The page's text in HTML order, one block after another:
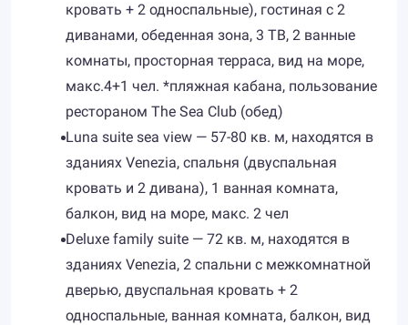
кровать + 2 односпальные), гостиная с 2
диванами, обеденная зона, 3 ТВ, 2 ванные
комнаты, просторная терраса, вид на море,
макс.4+1 чел. *пляжная кабана, пользование
рестораном The Sea Club (обед)
Luna suite sea view — 57-80 кв. м, находятся в
зданиях Venezia, спальня (двуспальная
кровать и 2 дивана), 1 ванная комната,
балкон, вид на море, макс. 2 чел
Deluxe family suite — 72 кв. м, находятся в
зданиях Venezia, 2 спальни с межкомнатной
дверью, двуспальная кровать + 2
односпальные, ванная комната, балкон, вид